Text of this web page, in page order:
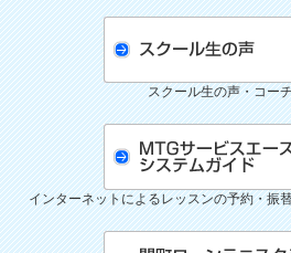
スクール生の声・コー
インターネットによるレッスンの予約・振